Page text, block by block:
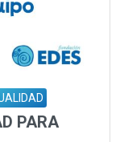
PARA